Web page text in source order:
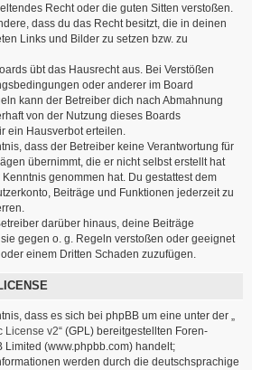
Recht oder die guten Sitten verstoßen.
dass du das Recht besitzt, die in deinen
Links und Bilder zu setzen bzw. zu
übt das Hausrecht aus. Bei Verstößen
oder anderer im Board
kann der Betreiber dich nach Abmahnung
von der Nutzung dieses Boards
ein Hausverbot erteilen.
dass der Betreiber keine Verantwortung für
übernimmt, die er nicht selbst erstellt hat
genommen hat. Du gestattest dem
Beiträge und Funktionen jederzeit zu
darüber hinaus, deine Beiträge
gegen o. g. Regeln verstoßen oder geeignet
einem Dritten Schaden zuzufügen.
dass es sich bei phpBB um eine unter der „
License v2“ (GPL) bereitgestellten Foren-
Limited (www.phpbb.com) handelt;
werden durch die deutschsprachige